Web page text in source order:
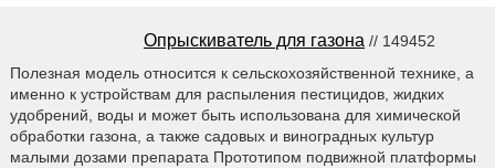
Опрыскиватель для газона // 149452
Полезная модель относится к сельскохозяйственной технике, а
именно к устройствам для распыления пестицидов, жидких
удобрений, воды и может быть использована для химической
обработки газона, а также садовых и виноградных культур
малыми дозами препарата Прототипом подвижной платформы